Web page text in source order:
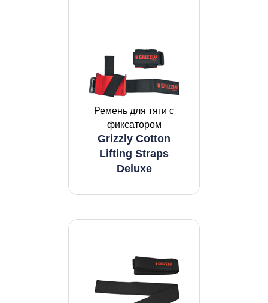
Ремень для тяги с
фиксатором
Grizzly Cotton
Lifting Straps
Deluxe